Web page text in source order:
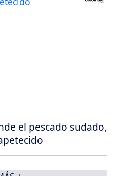
el pescado sudado,